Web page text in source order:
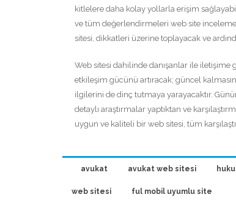
kitlelere daha kolay yollarla erişim
ve tüm değerlendirmeleri web site
sitesi, dikkatleri üzerine toplayacak ve
Web sitesi dahilinde danışanlar ile
etkileşim gücünü artıracak; güncel
ilgilerini de dinç tutmaya yarayacaktır.
detaylı araştırmalar yaptıktan ve
uygun ve kaliteli bir web sitesi, tüm
avukat avukat web sitesi
web sitesi ful mobil uyumlu site